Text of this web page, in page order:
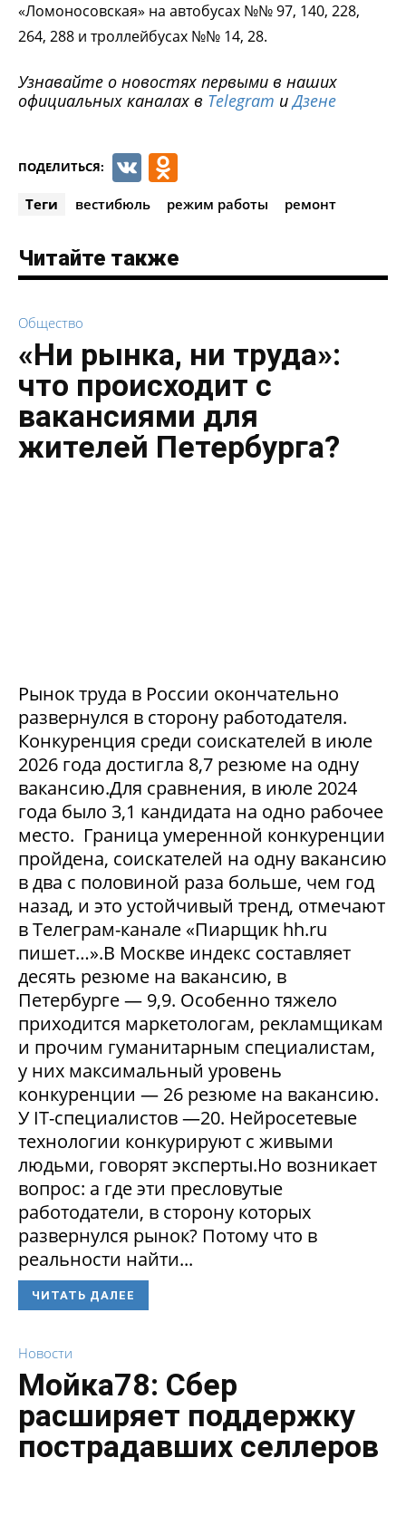
«Ломоносовская» на автобусах №№ 97, 140, 228,
264, 288 и троллейбусах №№ 14, 28.
Узнавайте о новостях первыми в наших
официальных каналах в Telegram иДзене
ПОДЕЛИТЬСЯ: VK
Теги вестибюль режим работы ремонт
Читайте также
Общество
«Ни рынка, ни труда»:
что происходит с
вакансиями для
жителей Петербурга?
Рынок труда в России окончательно
развернулся в сторону работодателя.
Конкуренция среди соискателей в июле
2026 года достигла 8,7 резюме на одну
вакансию.Для сравнения, в июле 2024
года было 3,1 кандидата на одно рабочее
место. Граница умеренной конкуренции
пройдена, соискателей на одну вакансию
в два с половиной раза больше, чем год
назад, и это устойчивый тренд, отмечают
в Телеграм-канале «Пиарщик hh.ru
пишет…».В Москве индекс составляет
десять резюме на вакансию, в
Петербурге — 9,9. Особенно тяжело
приходится маркетологам, рекламщикам
и прочим гуманитарным специалистам,
у них максимальный уровень
конкуренции — 26 резюме на вакансию.
У IT-специалистов —20. Нейросетевые
технологии конкурируют с живыми
людьми, говорят эксперты.Но возникает
вопрос: а где эти пресловутые
работодатели, в сторону которых
развернулся рынок? Потому что в
реальности найти...
ЧИТАТЬ ДАЛЕЕ
Новости
Мойка78: Сбер
расширяет поддержку
пострадавших селлеров